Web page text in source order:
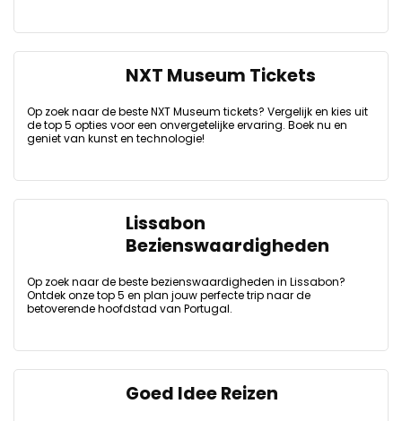
NXT Museum Tickets
Op zoek naar de beste NXT Museum tickets? Vergelijk en kies uit
de top 5 opties voor een onvergetelijke ervaring. Boek nu en
geniet van kunst en technologie!
Lissabon
Bezienswaardigheden
Op zoek naar de beste bezienswaardigheden in Lissabon?
Ontdek onze top 5 en plan jouw perfecte trip naar de
betoverende hoofdstad van Portugal.
Goed Idee Reizen